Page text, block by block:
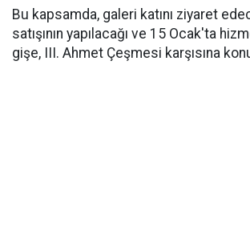
Bu kapsamda, galeri katını ziyaret
satışının yapılacağı ve 15 Ocak'ta
gişe, III. Ahmet Çeşmesi karşısına